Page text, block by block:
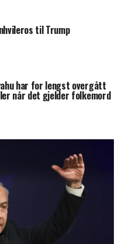
til Trump
har for lengst overgått
når det gjelder folkemord